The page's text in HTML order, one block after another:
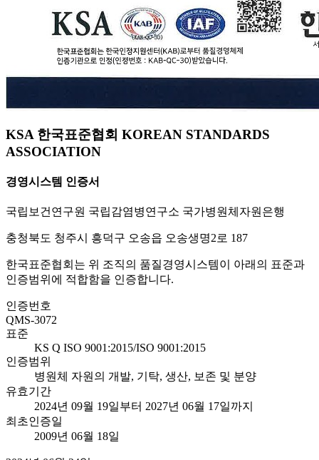
KSA 한국표준협회 KOREAN STANDARDS
ASSOCIATION
경영시스템 인증서
국립보건연구원 국립감염병연구소 국가병원체자원은행
충청북도 청주시 흥덕구 오송읍 오송생명2로 187
한국표준협회는 위 조직의 품질경영시스템이 아래의 표준과
인증범위에 적합함을 인증합니다.
인증번호
QMS-3072
표준
KS Q ISO 9001:2015/ISO 9001:2015
인증범위
병원체 자원의 개발, 기탁, 생산, 보존 및 분양
유효기간
2024년 09월 19일부터 2027년 06월 17일까지
최초인증일
2009년 06월 18일